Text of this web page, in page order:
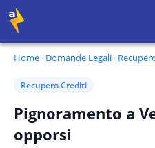
Home · Domande Legali ·
Recupero Crediti
Pignoramento a
opporsi